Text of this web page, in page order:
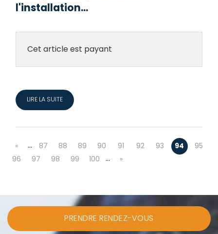
l'installation...
Cet article est payant
LIRE LA SUITE
« … 87 88 89 90 91 92 93 94
95
96
97 98 99 100 … »
PRENDRE RENDEZ-VOUS